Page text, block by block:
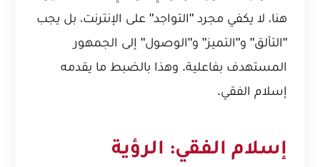
هنا، لا يكفي مجرد "التواجد" على الإنترنت، بل يجب
"التألق" و"التميز" و"الوصول" إلى الجمهور
المستهدف بفاعلية. وهذا بالضبط ما يقدمه
إسلام الفقي.
إسلام الفقي: الرؤية